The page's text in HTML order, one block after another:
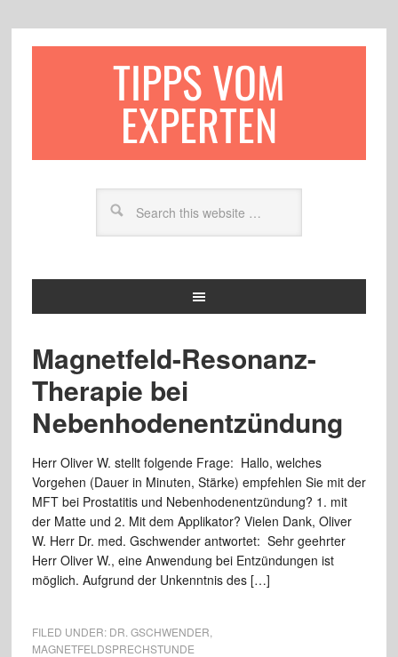
TIPPS VOM
EXPERTEN
Magnetfeld-Resonanz-
Therapie bei
Nebenhodenentzündung
Herr Oliver W. stellt folgende Frage: Hallo, welches
Vorgehen (Dauer in Minuten, Stärke) empfehlen Sie mit der
MFT bei Prostatitis und Nebenhodenentzündung? 1. mit
der Matte und 2. Mit dem Applikator? Vielen Dank, Oliver
W. Herr Dr. med. Gschwender antwortet: Sehr geehrter
Herr Oliver W., eine Anwendung bei Entzündungen ist
möglich. Aufgrund der Unkenntnis des […]
FILED UNDER: DR. GSCHWENDER
MAGNETFELDSPRECHSTUNDE